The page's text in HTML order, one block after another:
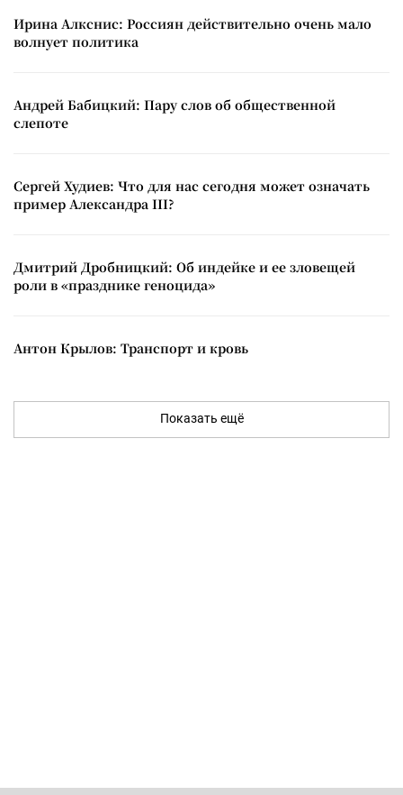
Ирина Алкснис: Россиян действительно очень мало
волнует политика
Андрей Бабицкий: Пару слов об общественной
слепоте
Сергей Худиев: Что для нас сегодня может означать
пример Александра III?
Дмитрий Дробницкий: Об индейке и ее зловещей
роли в «празднике геноцида»
Антон Крылов: Транспорт и кровь
Показать ещё